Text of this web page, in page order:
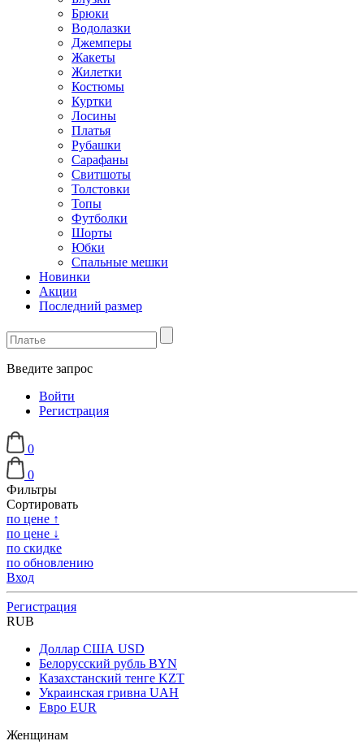
Брюки
Водолазки
Джемперы
Жакеты
Жилетки
Костюмы
Куртки
Лосины
Платья
Рубашки
Сарафаны
Свитшоты
Толстовки
Топы
Футболки
Шорты
Юбки
Спальные мешки
Новинки
Акции
Последний размер
Введите запрос
Войти
Регистрация
0
0
Фильтры
Сортировать
по цене ↑
по цене ↓
по скидке
по обновлению
Вход
Регистрация
RUB
Доллар США USD
Белорусский рубль BYN
Казахстанский тенге KZT
Украинская гривна UAH
Евро EUR
Женщинам